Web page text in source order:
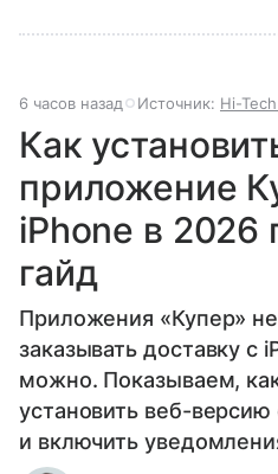
6 часов назад Источник: Hi-
Как
приложение
iPhone в 2026
гайд
Приложения «Купер»
заказывать доставку
можно. Показываем,
установить веб-версию
и включить